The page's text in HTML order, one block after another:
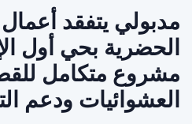
مدبولي يتفقد
الحضرية بحي أول
مشروع متكامل
العشوائيات ودعم